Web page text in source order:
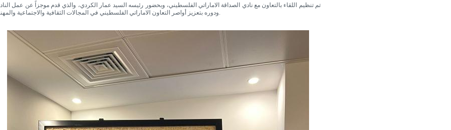
تم تنظيم اللقاء بالتعاون مع نادي الصداقة الاماراتي الفلسطيني، وبحضور رئيسه السيد عمار الكردي، والذي قدم موجزاً عن عمل